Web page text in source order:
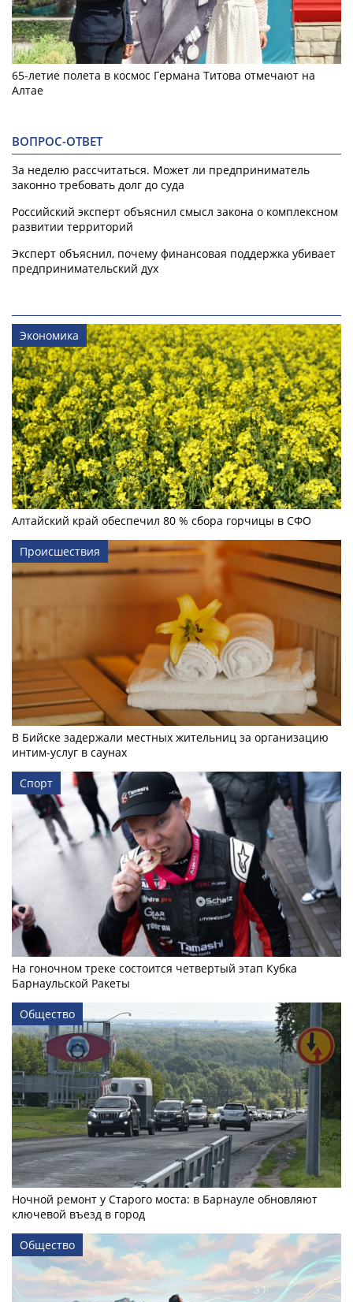
65-летие полета в космос Германа Титова отмечают на
Алтае
ВОПРОС-ОТВЕТ
За неделю рассчитаться. Может ли предприниматель
законно требовать долг до суда
Российский эксперт объяснил смысл закона о комплексном
развитии территорий
Эксперт объяснил, почему финансовая поддержка убивает
предпринимательский дух
Экономика
Алтайский край обеспечил 80 % сбора горчицы в СФО
Происшествия
В Бийске задержали местных жительниц за организацию
интим-услуг в саунах
Спорт
На гоночном треке состоится четвертый этап Кубка
Барнаульской Ракеты
Общество
Ночной ремонт у Старого моста: в Барнауле обновляют
ключевой въезд в город
Общество